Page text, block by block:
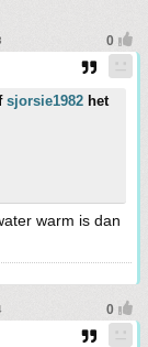
sjorsie1982 het
warm is dan